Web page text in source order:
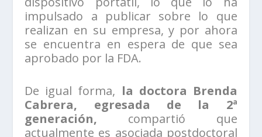
impulsado a publicar sobre lo que
realizan en su empresa, y por ahora
se encuentra en espera de que sea
aprobado por la FDA.
De igual forma, la doctora Brenda
Cabrera, egresada de la 2ª
generación, compartió que
actualmente es asociada postdoctoral